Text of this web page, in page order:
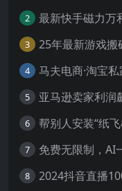
2
3
4 马夫电商·淘宝
5
6
7
8